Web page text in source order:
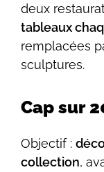
deux
tableaux
remplacées
sculptures.
Cap sur
Objectif :
collection,